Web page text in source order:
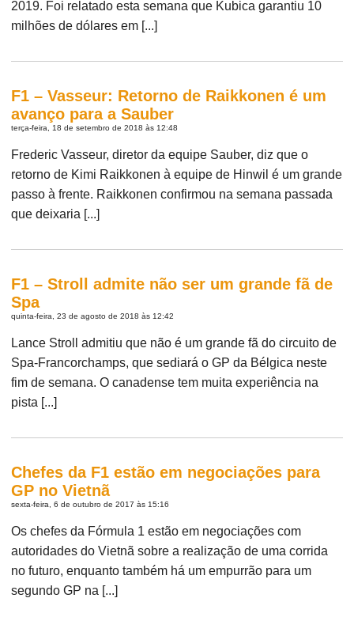
2019. Foi relatado esta semana que Kubica garantiu 10
milhões de dólares em [...]
F1 – Vasseur: Retorno de Raikkonen é um
avanço para a Sauber
terça-feira, 18 de setembro de 2018 às 12:48
Frederic Vasseur, diretor da equipe Sauber, diz que o
retorno de Kimi Raikkonen à equipe de Hinwil é um grande
passo à frente. Raikkonen confirmou na semana passada
que deixaria [...]
F1 – Stroll admite não ser um grande fã de
Spa
quinta-feira, 23 de agosto de 2018 às 12:42
Lance Stroll admitiu que não é um grande fã do circuito de
Spa-Francorchamps, que sediará o GP da Bélgica neste
fim de semana. O canadense tem muita experiência na
pista [...]
Chefes da F1 estão em negociações para
GP no Vietnã
sexta-feira, 6 de outubro de 2017 às 15:16
Os chefes da Fórmula 1 estão em negociações com
autoridades do Vietnã sobre a realização de uma corrida
no futuro, enquanto também há um empurrão para um
segundo GP na [...]